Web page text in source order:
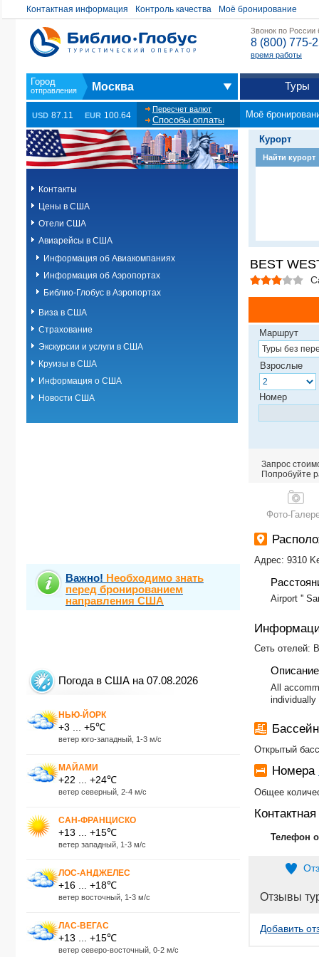
Контактная информация Контроль качества Моё бронирование
Звонок по России
8 (800) 775-
время работы
Москва Туры
USD 87.11 EUR 100.64
Пересчет валют
Способы оплаты
Моё
Контакты
Цены в США
Отели США
Авиарейсы в США
Информация об Авиакомпаниях
Информация об Аэропортах
Библио-Глобус в Аэропортах
Виза в США
Страхование
Экскурсии и услуги в США
Круизы в США
Информация о США
Новости США
Важно! Необходимо знать
перед бронированием
направления США
Погода в США на 07.08.2026
НЬЮ-ЙОРК
+3 ... +5℃
ветер юго-западный, 1-3 м/с
МАЙАМИ
+22 ... +24℃
ветер северный, 2-4 м/с
САН-ФРАНЦИСКО
+13 ... +15℃
ветер западный, 1-3 м/с
ЛОС-АНДЖЕЛЕС
+16 ... +18℃
ветер восточный, 1-3 м/с
ЛАС-ВЕГАС
+13 ... +15℃
ветер северо-восточный, 0-2 м/с
Курорт
Найти курорт
BEST
Маршрут
Взрослые
Номер
Запрос
Попробуйте
Фото-
Адрес: 9310
Airport ''
Сеть отелей:
All
individually
Открытый
Номера
Общее
Телефон
Отзывы
Добавить